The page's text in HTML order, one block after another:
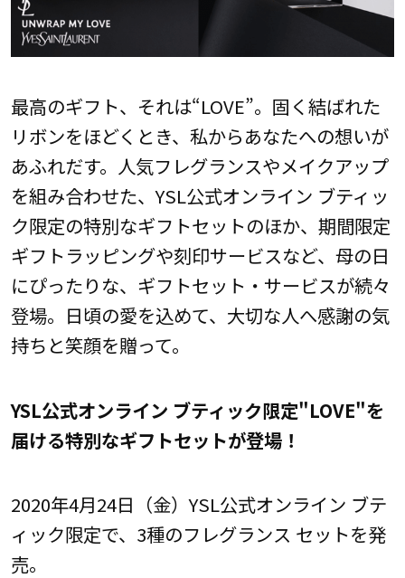
最高のギフト、それは“LOVE”。固く結ばれた
リボンをほどくとき、私からあなたへの想いが
あふれだす。人気フレグランスやメイクアップ
を組み合わせた、YSL公式オンライン ブティッ
ク限定の特別なギフトセットのほか、期間限定
ギフトラッピングや刻印サービスなど、母の日
にぴったりな、ギフトセット・サービスが続々
登場。日頃の愛を込めて、大切な人へ感謝の気
持ちと笑顔を贈って。
YSL公式オンライン ブティック限定"LOVE"を
届ける特別なギフトセットが登場！
2020年4月24日（金）YSL公式オンライン ブテ
ィック限定で、3種のフレグランス セットを発
売。